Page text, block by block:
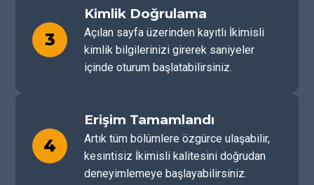
3
Kimlik Doğrulama
Açılan sayfa üzerinden kayıtlı İkimisli
kimlik bilgilerinizi girerek saniyeler
içinde oturum başlatabilirsiniz.
4
Erişim Tamamlandı
Artık tüm bölümlere özgürce ulaşabilir,
kesintisiz İkimisli kalitesini doğrudan
deneyimlemeye başlayabilirsiniz.